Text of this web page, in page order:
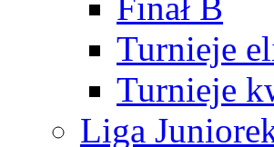
Turnieje
Turnieje
Liga